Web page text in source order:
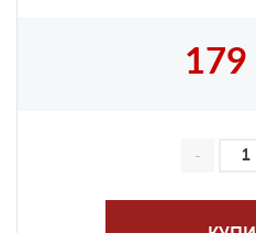
179